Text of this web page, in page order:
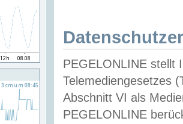
PEGELONLINE stellt
Telemediengesetzes
Abschnitt VI als
PEGELONLINE